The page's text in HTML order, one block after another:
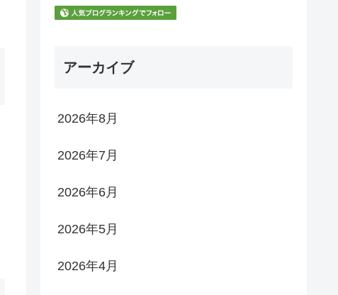
アーカイブ
2026年8月
2026年7月
2026年6月
2026年5月
2026年4月